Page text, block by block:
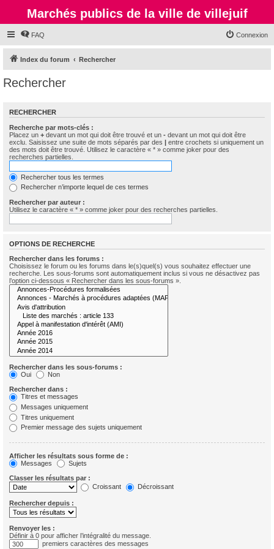
Marchés publics de la ville de villejuif
FAQ Connexion
Index du forum Rechercher
Rechercher
RECHERCHER
Recherche par mots-clés :
Placez un + devant un mot qui doit être trouvé et un - devant un mot qui doit être
exclu. Saisissez une suite de mots séparés par des | entre crochets si uniquement un
des mots doit être trouvé. Utilisez le caractère « * » comme joker pour des
recherches partielles.
Rechercher tous les termes
Rechercher n’importe lequel de ces termes
Rechercher par auteur :
Utilisez le caractère « * » comme joker pour des recherches partielles.
OPTIONS DE RECHERCHE
Rechercher dans les forums :
Choisissez le forum ou les forums dans le(s)quel(s) vous souhaitez effectuer une
recherche. Les sous-forums sont automatiquement inclus si vous ne désactivez pas
l’option ci-dessous « Rechercher dans les sous-forums ».
Rechercher dans les sous-forums :
Oui
Non
Rechercher dans :
Titres et messages
Messages uniquement
Titres uniquement
Premier message des sujets uniquement
Afficher les résultats sous forme de :
Messages
Sujets
Classer les résultats par :
Croissant
Décroissant
Rechercher depuis :
Renvoyer les :
Définir à 0 pour afficher l’intégralité du message.
premiers caractères des messages